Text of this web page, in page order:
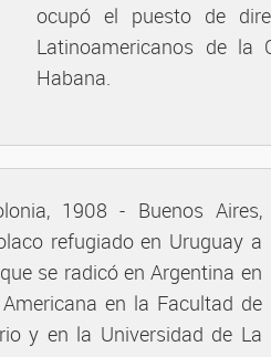
ocupó el puesto de
Latinoamericanos de la
Habana.
1908 - Buenos Aires,
refugiado en Uruguay a
se radicó en Argentina en
en la Facultad de
y en la Universidad de La